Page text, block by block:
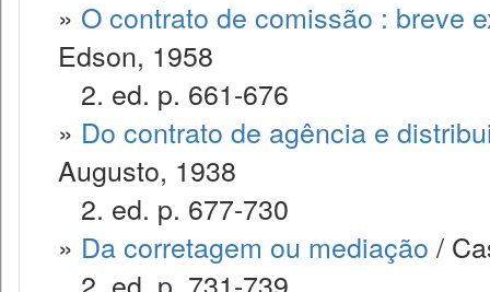
» O contrato de comissão : breve
Edson, 1958
2. ed. p. 661-676
» Do contrato de agência e
Augusto, 1938
2. ed. p. 677-730
» Da corretagem ou mediação /